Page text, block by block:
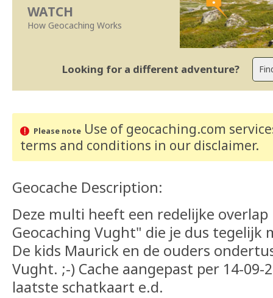
WATCH
How Geocaching Works
Looking for a different adventure?
Please noteUse of geocaching.com
terms and conditions in our disclaimer.
Geocache Description:
Deze multi heeft een redelijke
Geocaching Vught" die je dus tegelijk
De kids Maurick en de ouders
Vught. ;-) Cache aangepast per 14-09-
laatste schatkaart e.d.